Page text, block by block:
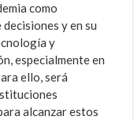
como
y en su
y
especialmente en
ello, será
alcanzar estos